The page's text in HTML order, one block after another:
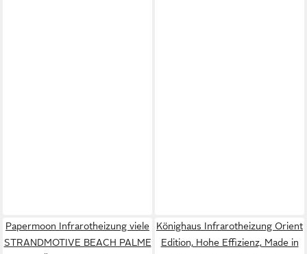
Papermoon Infrarotheizung viele
STRANDMOTIVE BEACH PALME
Könighaus Infrarotheizung Orient
Edition, Hohe Effizienz, Made in